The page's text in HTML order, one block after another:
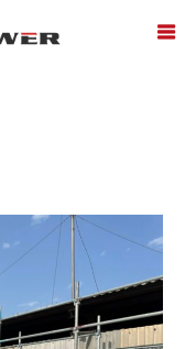
美しい足